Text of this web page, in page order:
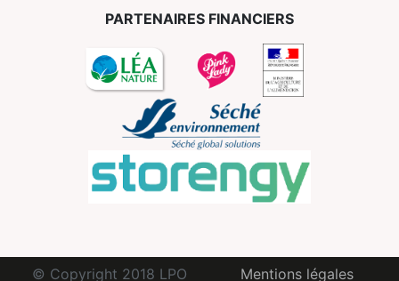
PARTENAIRES FINANCIERS
© Copyright 2018 LPO Mentions légales